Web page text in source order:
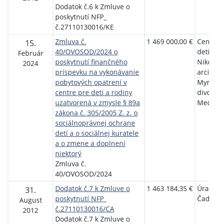
Dodatok č.6 k Zmluve o
poskytnutí NFP_
č.27110130016/KE
15.
Február
2024
Zmluva č.
40/OVOSOD/2024 o
poskytnutí finančného
príspevku na vykonávanie
pobytových opatrení v
centre pre deti a rodiny
uzatvorená v zmysle § 89a
zákona č. 305/2005 Z. z. o
sociálnoprávnej ochrane
detí a o sociálnej kuratele
a o zmene a doplnení
niektorý
Zmluva č.
40/OVOSOD/2024
1 469 000,00 €
deti
Myr-
31.
August
2012
Dodatok č.7 k Zmluve o
poskytnutí NFP_
č.27110130016/CA
Dodatok č.7 k Zmluve o
1 463 184,35 € Úrad
Čadca